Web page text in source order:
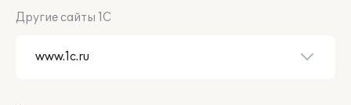
Другие сайты 1С